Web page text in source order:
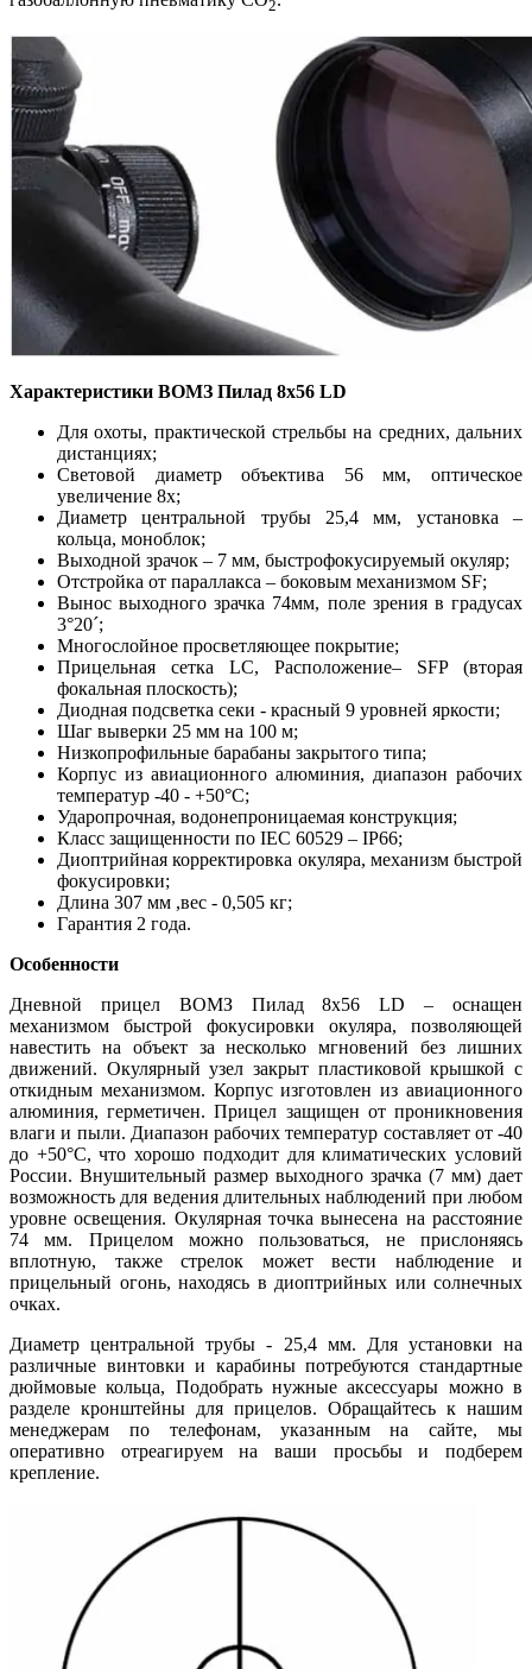
2
Характеристики ВОМЗ Пилад 8x56 LD
Для охоты, практической стрельбы на средних, дальних
дистанциях;
Световой диаметр объектива 56 мм, оптическое
увеличение 8х;
Диаметр центральной трубы 25,4 мм, установка –
кольца, моноблок;
Выходной зрачок – 7 мм, быстрофокусируемый окуляр;
Отстройка от параллакса – боковым механизмом SF;
Вынос выходного зрачка 74мм, поле зрения в градусах
3°20´;
Многослойное просветляющее покрытие;
Прицельная сетка LC, Расположение– SFP (вторая
фокальная плоскость);
Диодная подсветка секи - красный 9 уровней яркости;
Шаг выверки 25 мм на 100 м;
Низкопрофильные барабаны закрытого типа;
Корпус из авиационного алюминия, диапазон рабочих
температур -40 - +50°С;
Ударопрочная, водонепроницаемая конструкция;
Класс защищенности по IEC 60529 – IP66;
Диоптрийная корректировка окуляра, механизм быстрой
фокусировки;
Длина 307 мм ,вес - 0,505 кг;
Гарантия 2 года.
Особенности
Дневной прицел ВОМЗ Пилад 8x56 LD – оснащен
механизмом быстрой фокусировки окуляра, позволяющей
навестить на объект за несколько мгновений без лишних
движений. Окулярный узел закрыт пластиковой крышкой с
откидным механизмом. Корпус изготовлен из авиационного
алюминия, герметичен. Прицел защищен от проникновения
влаги и пыли. Диапазон рабочих температур составляет от -40
до +50°С, что хорошо подходит для климатических условий
России. Внушительный размер выходного зрачка (7 мм) дает
возможность для ведения длительных наблюдений при любом
уровне освещения. Окулярная точка вынесена на расстояние
74 мм. Прицелом можно пользоваться, не прислоняясь
вплотную, также стрелок может вести наблюдение и
прицельный огонь, находясь в диоптрийных или солнечных
очках.
Диаметр центральной трубы - 25,4 мм. Для установки на
различные винтовки и карабины потребуются стандартные
дюймовые кольца, Подобрать нужные аксессуары можно в
разделе кронштейны для прицелов. Обращайтесь к нашим
менеджерам по телефонам, указанным на сайте, мы
оперативно отреагируем на ваши просьбы и подберем
крепление.